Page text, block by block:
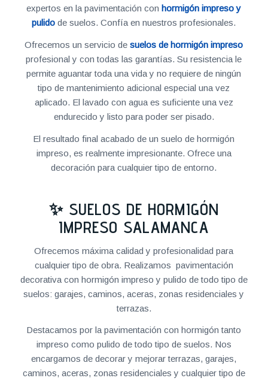
expertos en la pavimentación conhormigón impreso y
pulido de suelos. Confía en nuestros profesionales.
Ofrecemos un servicio desuelos de hormigón impreso
profesional y con todas las garantías. Su resistencia le
permite aguantar toda una vida y no requiere de ningún
tipo de mantenimiento adicional especial una vez
aplicado. El lavado con agua es suficiente una vez
endurecido y listo para poder ser pisado.
El resultado final acabado de un suelo de hormigón
impreso, es realmente impresionante. Ofrece una
decoración para cualquier tipo de entorno.
✨ SUELOS DE HORMIGÓN
IMPRESO SALAMANCA
Ofrecemos máxima calidad y profesionalidad para
cualquier tipo de obra. Realizamos pavimentación
decorativa con hormigón impreso y pulido de todo tipo de
suelos: garajes, caminos, aceras, zonas residenciales y
terrazas.
Destacamos por la pavimentación con hormigón tanto
impreso como pulido de todo tipo de suelos. Nos
encargamos de decorar y mejorar terrazas, garajes,
caminos, aceras, zonas residenciales y cualquier tipo de